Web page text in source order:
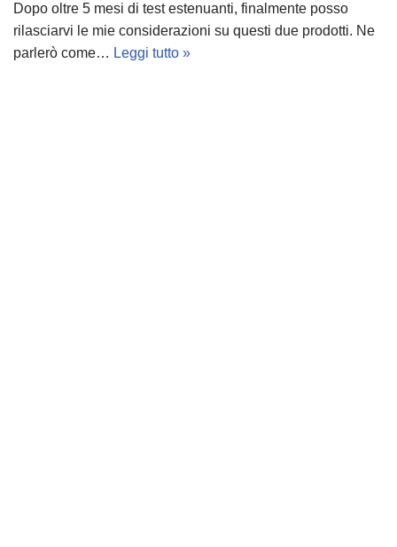
Dopo oltre 5 mesi di test estenuanti, finalmente posso
rilasciarvi le mie considerazioni su questi due prodotti. Ne
parlerò come… Leggi tutto »